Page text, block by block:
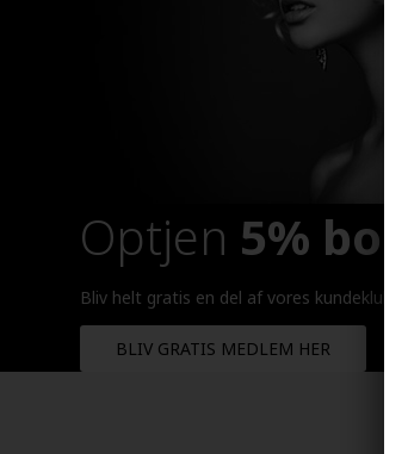
Optjen 5%
Bliv helt gratis en del af vores kundeklub
BLIV GRATIS MEDLEM HER